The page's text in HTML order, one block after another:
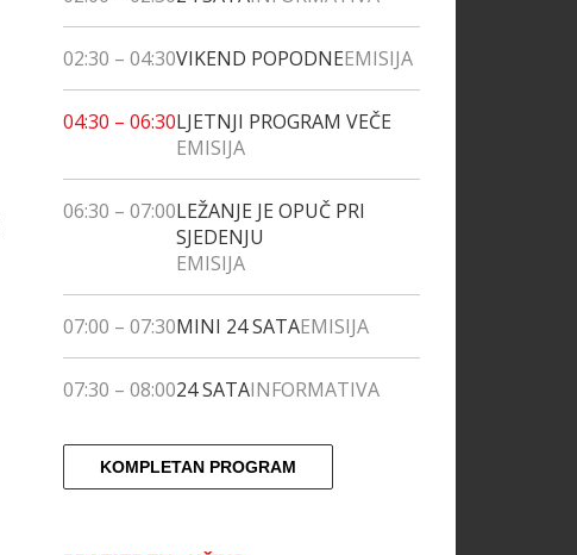
02:30 – 04:30VIKEND POPODNEEMISIJA
04:30 – 06:30LJETNJI PROGRAM VEČE
EMISIJA
06:30 – 07:00LEŽANJE JE OPUČ PRI
SJEDENJU
EMISIJA
07:00 – 07:30MINI 24 SATAEMISIJA
07:30 – 08:0024 SATAINFORMATIVA
KOMPLETAN PROGRAM